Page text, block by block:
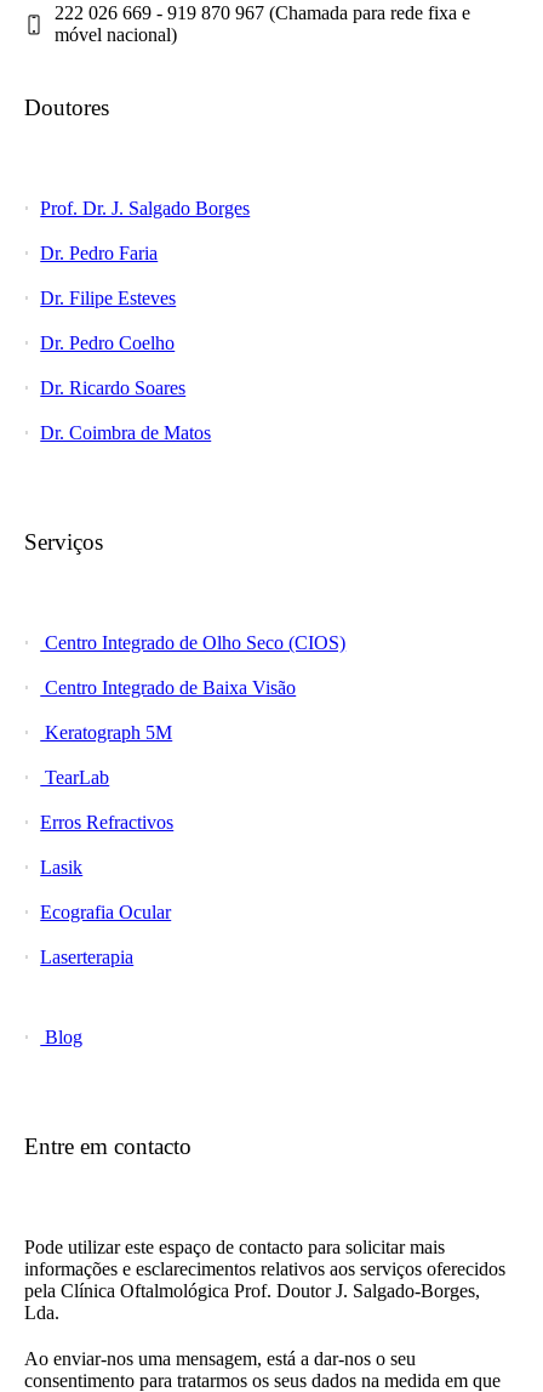
222 026 669 - 919 870 967 (Chamada para rede fixa e
móvel nacional)
Doutores
Prof. Dr. J. Salgado Borges
Dr. Pedro Faria
Dr. Filipe Esteves
Dr. Pedro Coelho
Dr. Ricardo Soares
Dr. Coimbra de Matos
Serviços
Centro Integrado de Olho Seco (CIOS)
Centro Integrado de Baixa Visão
Keratograph 5M
TearLab
Erros Refractivos
Lasik
Ecografia Ocular
Laserterapia
Blog
Entre em contacto
Pode utilizar este espaço de contacto para solicitar mais
informações e esclarecimentos relativos aos serviços oferecidos
pela Clínica Oftalmológica Prof. Doutor J. Salgado-Borges,
Lda.
Ao enviar-nos uma mensagem, está a dar-nos o seu
consentimento para tratarmos os seus dados na medida em que